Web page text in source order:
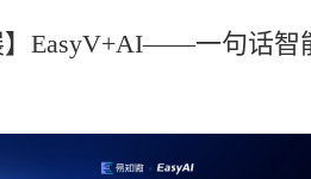
】EasyV+AI——一句话智